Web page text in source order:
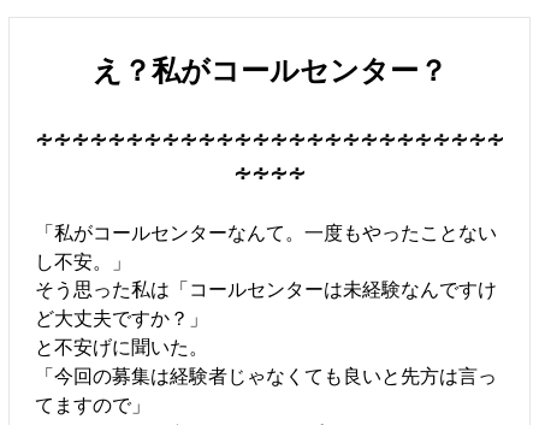
え？私がコールセンター？
∻∻∻∻∻∻∻∻∻∻∻∻∻∻∻∻∻∻∻∻∻∻∻∻∻∻
∻∻∻∻
「私がコールセンターなんて。一度もやったことない
し不安。」
そう思った私は「コールセンターは未経験なんですけ
ど大丈夫ですか？」
と不安げに聞いた。
「今回の募集は経験者じゃなくても良いと先方は言っ
てますので」